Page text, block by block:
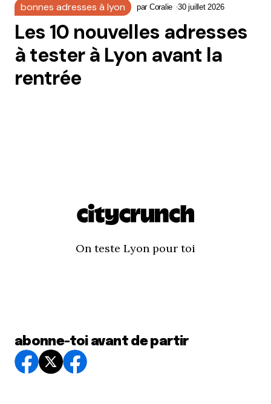
bonnes adresses à lyon par Coralie 30 juillet 2026
Les 10 nouvelles adresses
à tester à Lyon avant la
rentrée
On teste Lyon pour toi
abonne-toi avant de partir